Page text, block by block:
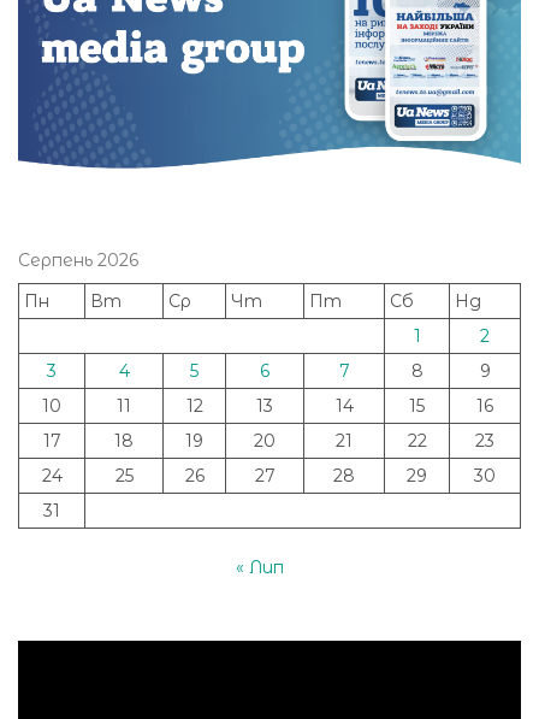
Серпень 2026
Пн
Вт Ср Чт Пт Сб
Нд
1
2
3
4 5 6 7 8
9
10
11 12 13 14 15
16
17
18 19 20 21 22
23
24
25 26 27 28 29
30
31
« Лип